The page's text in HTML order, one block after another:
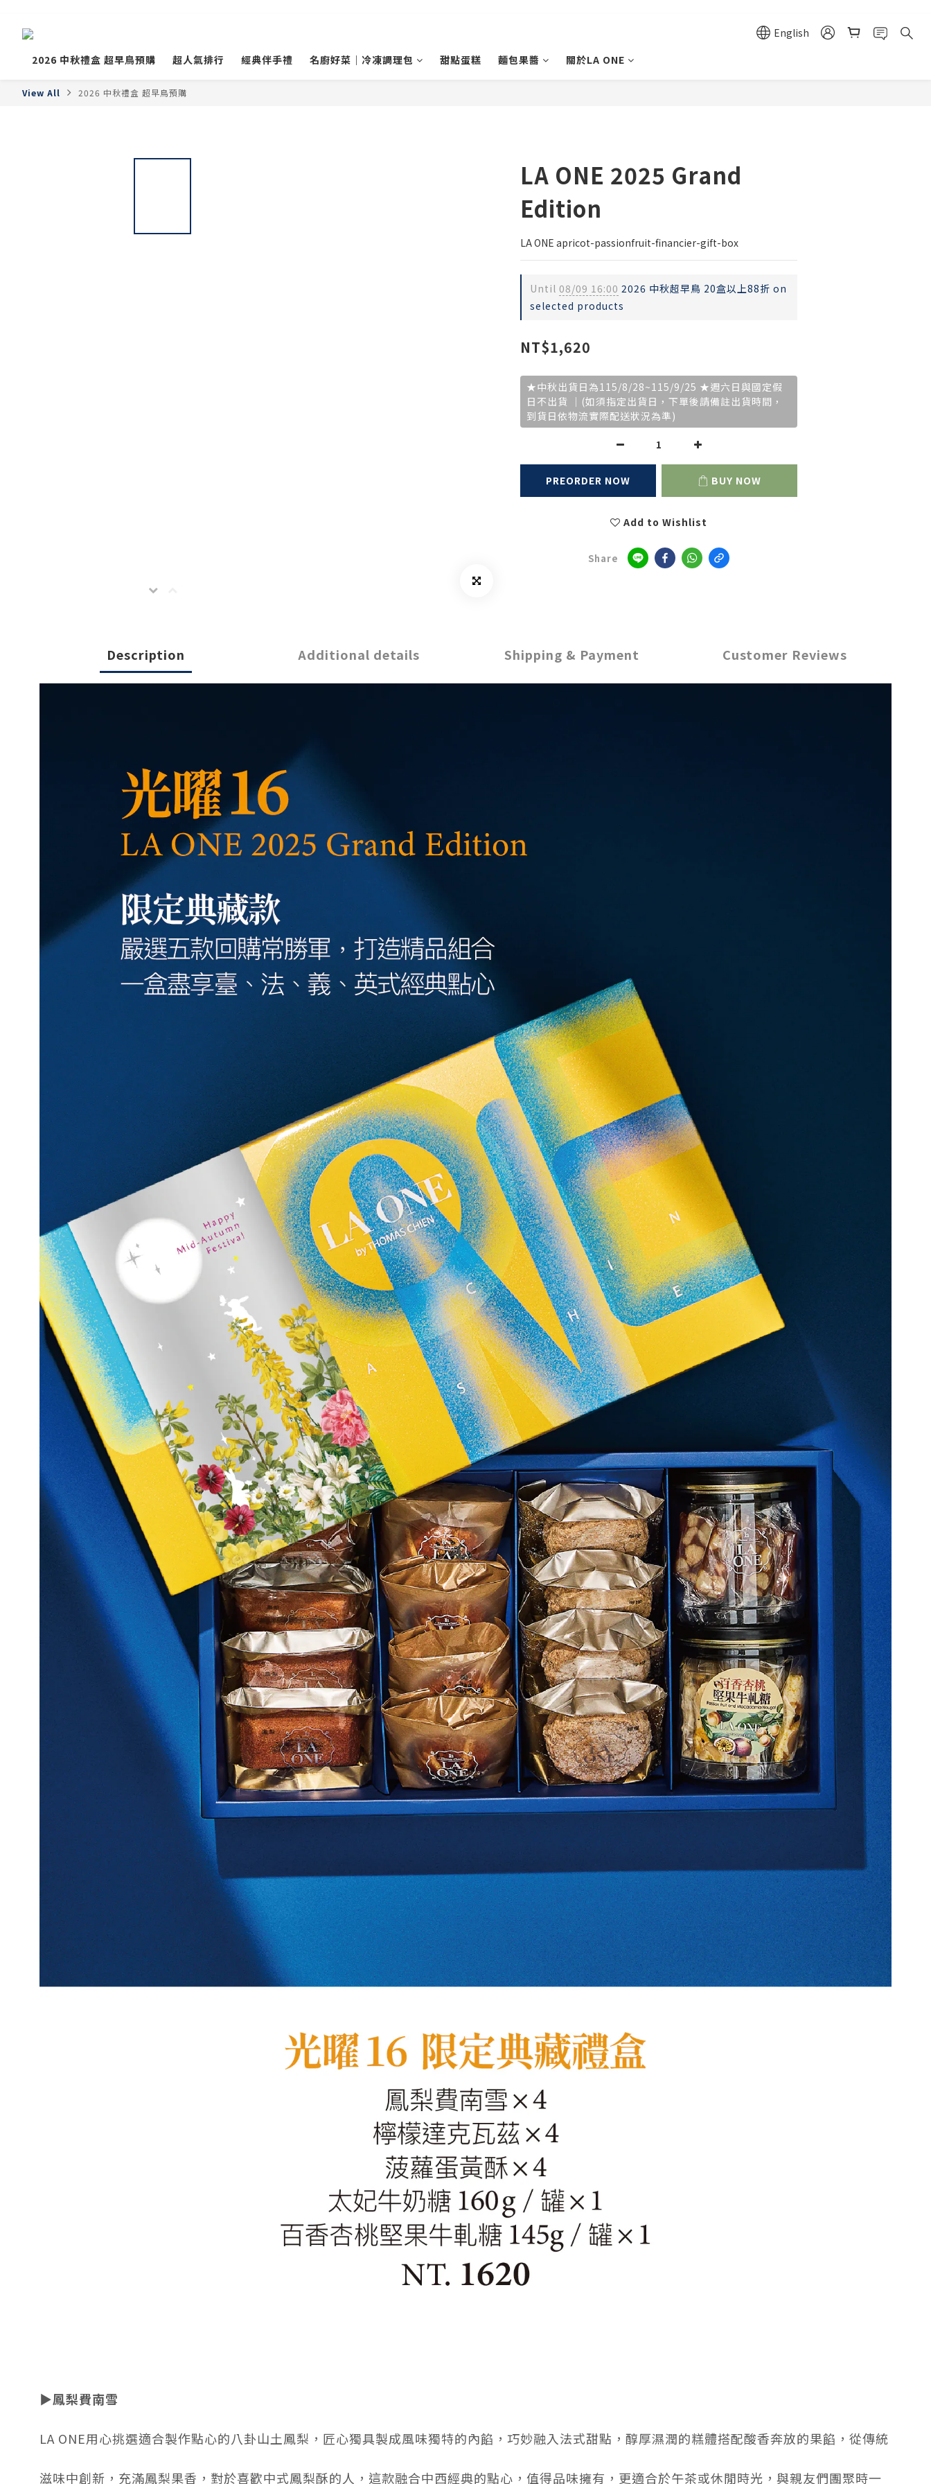
English
2026 中秋禮盒 超早鳥預購
超人氣排行 經典伴手禮 名廚好菜｜冷凍調理包 甜點蛋糕 麵包果醬 關於LA ONE
View All 2026 中秋禮盒 超早鳥預購
LA ONE 2025 Grand
Edition
LA ONE apricot-passionfruit-financier-gift-box
Until 08/09 16:00 2026 中秋超早鳥 20盒以上88折 on
selected products
NT$1,620
★中秋出貨日為115/8/28~115/9/25 ★週六日與國定假
日不出貨 ｜(如須指定出貨日，下單後請備註出貨時間，
到貨日依物流實際配送狀況為準)
PREORDER NOW BUY NOW
Add to Wishlist
Share
Description Additional details Shipping & Payment Customer Reviews
▶鳳梨費南雪
LA ONE用心挑選適合製作點心的八卦山土鳳梨，匠心獨具製成風味獨特的內餡，巧妙融入法式甜點，醇厚濕潤的糕體搭配酸香奔放的果餡，從傳統
滋味中創新，充滿鳳梨果香，對於喜歡中式鳳梨酥的人，這款融合中西經典的點心，值得品味擁有，更適合於午茶或休閒時光，與親友們團聚時一